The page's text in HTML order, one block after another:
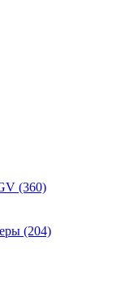
(360)
(204)